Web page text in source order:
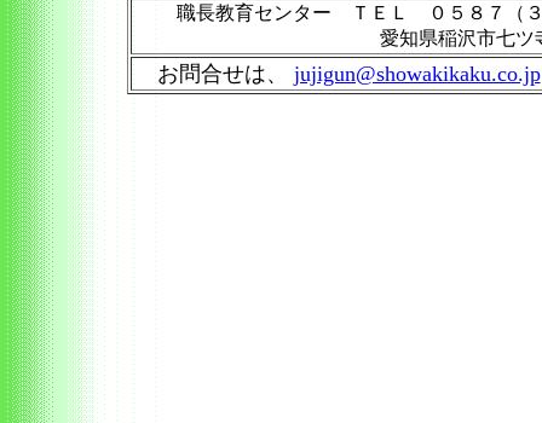
職長教育センター ＴＥＬ ０５８７（
愛知県稲沢市七
お問合せは、 jujigun@showakikaku.co.jp